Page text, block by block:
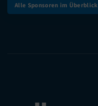
Alle Sponsoren im Überblick